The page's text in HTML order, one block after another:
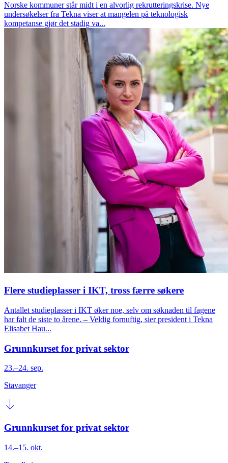
Norske kommuner står midt i en alvorlig rekrutteringskrise. Nye
undersøkelser fra Tekna viser at mangelen på teknologisk
kompetanse gjør det stadig va...
Flere studieplasser i IKT, tross færre søkere
Antallet studieplasser i IKT øker noe, selv om søknaden til fagene
har falt de siste to årene. – Veldig fornuftig, sier president i Tekna
Elisabet Hau...
Grunnkurset for privat sektor
23.–24. sep.
Stavanger
Grunnkurset for privat sektor
14.–15. okt.